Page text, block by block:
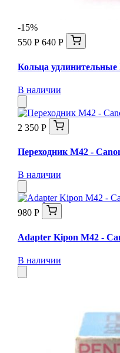
-15%
550 Р 640 Р
Кольца
В наличии
2 350 Р
Переходник М42 -
В наличии
980 Р
Adapter Kipon M42 -
В наличии